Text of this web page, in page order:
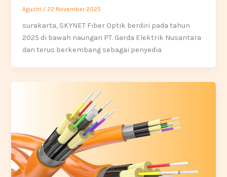
Agustri / 22 November 2025
surakarta, SKYNET Fiber Optik berdiri pada tahun
2025 di bawah naungan PT. Garda Elektrik Nusantara
dan terus berkembang sebagai penyedia